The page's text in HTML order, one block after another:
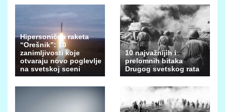
Hipersonična raketa
“Orešnik”: 10
zanimljivosti koje
otvaraju novo poglevlje
na svetskoj sceni
10 najvažnijih i
prelomnih bitaka
Drugog svetskog rata